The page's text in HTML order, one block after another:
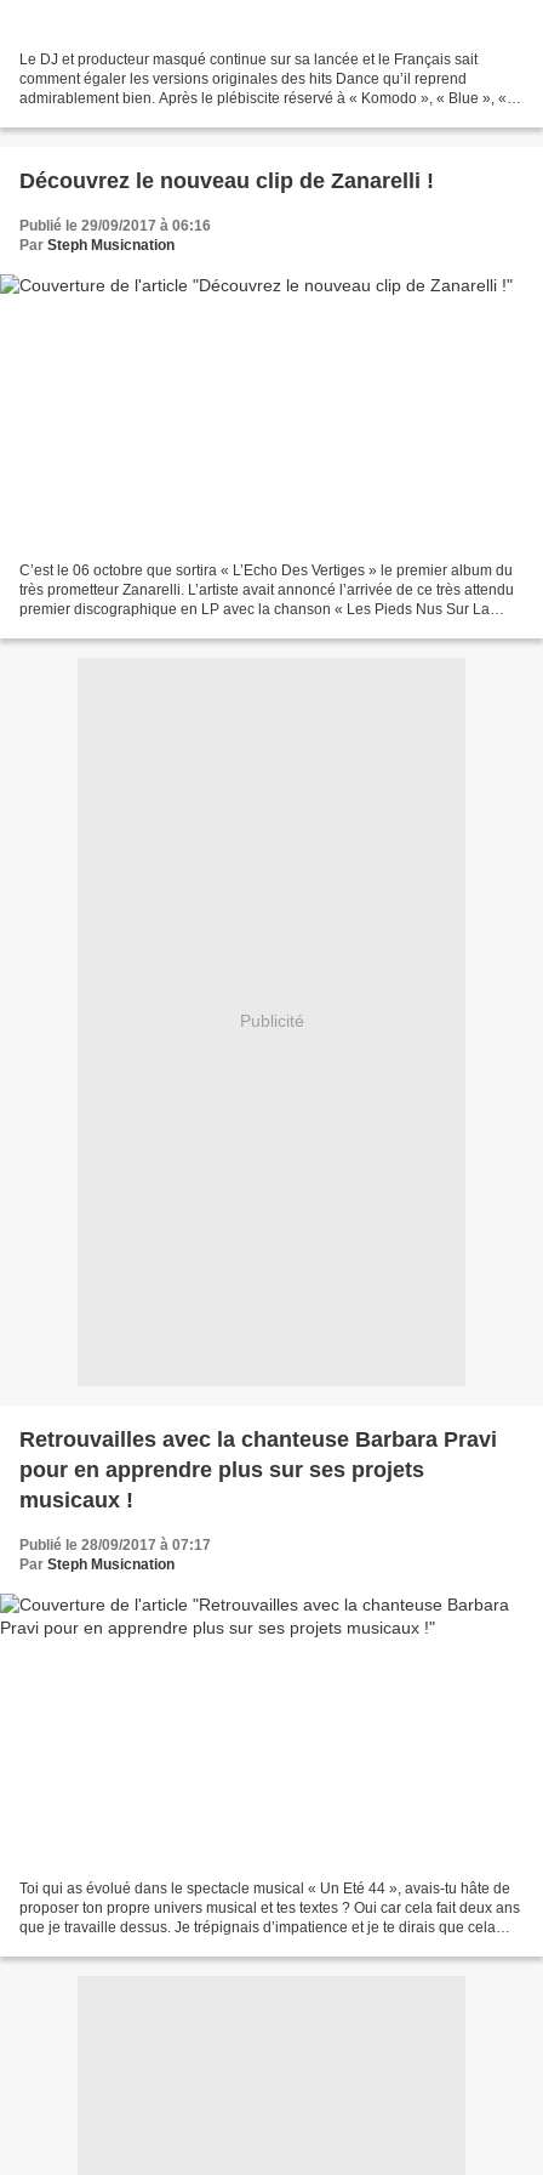
Le DJ et producteur masqué continue sur sa lancée et le Français sait
comment égaler les versions originales des hits Dance qu’il reprend
admirablement bien. Après le plébiscite réservé à « Komodo », « Blue », «
Découvrez le nouveau clip de Zanarelli !
Publié le 29/09/2017 à 06:16
Par Steph Musicnation
C’est le 06 octobre que sortira « L’Echo Des Vertiges » le premier album du
très prometteur Zanarelli. L’artiste avait annoncé l’arrivée de ce très attendu
premier discographique en LP avec la chanson « Les Pieds Nus Sur La
Publicité
Retrouvailles avec la chanteuse Barbara Pravi
pour en apprendre plus sur ses projets
musicaux !
Publié le 28/09/2017 à 07:17
Par Steph Musicnation
Toi qui as évolué dans le spectacle musical « Un Eté 44 », avais-tu hâte de
proposer ton propre univers musical et tes textes ? Oui car cela fait deux ans
que je travaille dessus. Je trépignais d’impatience et je te dirais que cela